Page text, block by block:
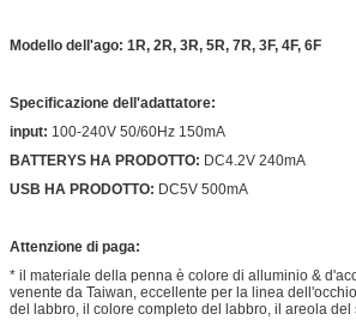
Modello dell'ago: 1R, 2R, 3R, 5R, 7R, 3F, 4F, 6F
Specificazione dell'adattatore:
input: 100-240V 50/60Hz 150mA
BATTERYS HA PRODOTTO: DC4.2V 240mA
USB HA PRODOTTO: DC5V 500mA
Attenzione di paga:
* il materiale della penna è colore di alluminio &
venente da Taiwan, eccellente per la linea
del labbro, il colore completo del labbro, il areola del